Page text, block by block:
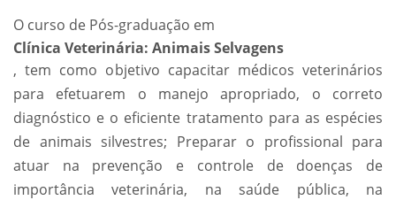
O curso de Pós-graduação em
Clínica Veterinária: Animais Selvagens
, tem como objetivo capacitar médicos veterinários
para efetuarem o manejo apropriado, o correto
diagnóstico e o eficiente tratamento para as espécies
de animais silvestres; Preparar o profissional para
atuar na prevenção e controle de doenças de
importância veterinária, na saúde pública, na